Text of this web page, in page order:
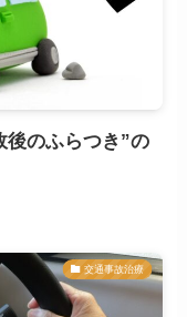
後のふらつき”の
交通事故治療